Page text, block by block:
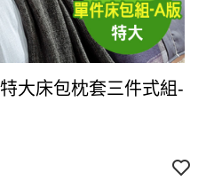
大床包枕套三件式組-